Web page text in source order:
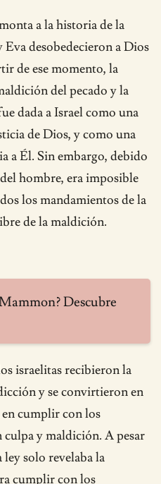
a la historia de la
desobedecieron a Dios
de ese momento, la
del pecado y la
dada a Israel como una
de Dios, y como una
a Él. Sin embargo, debido
hombre, era imposible
los mandamientos de la
de la maldición.
Descubre
israelitas recibieron la
y se convirtieron en
en cumplir con los
culpa y maldición. A pesar
ley solo revelaba la
cumplir con los